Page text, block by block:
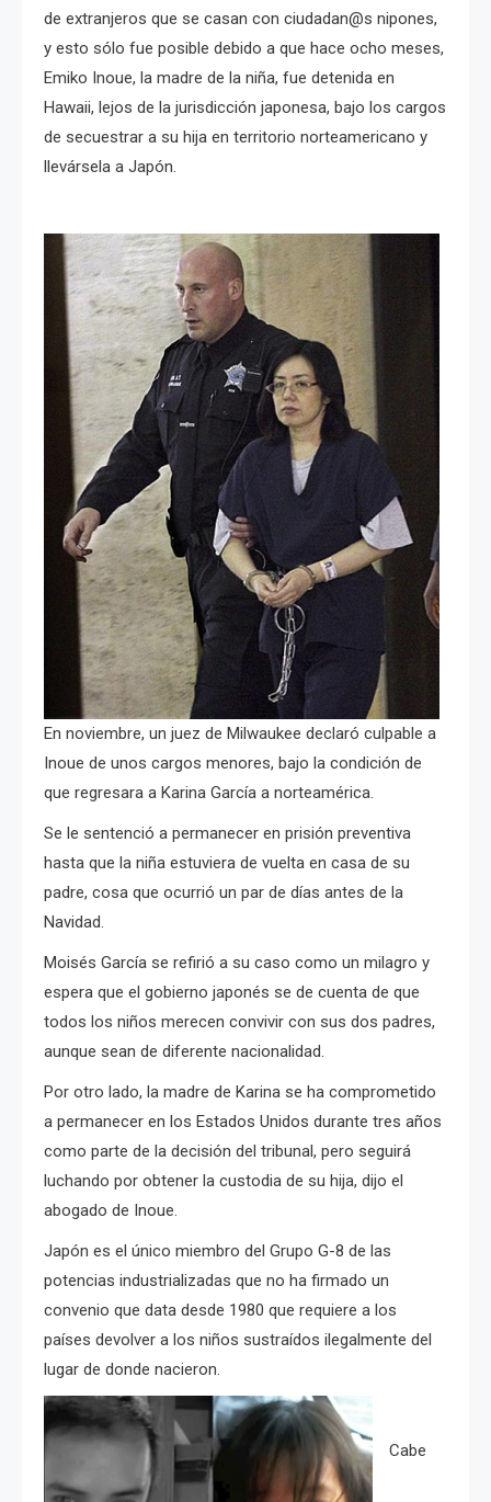
de extranjeros que se casan con ciudadan@s nipones,
y esto sólo fue posible debido a que hace ocho meses,
Emiko Inoue, la madre de la niña, fue detenida en
Hawaii, lejos de la jurisdicción japonesa, bajo los cargos
de secuestrar a su hija en territorio norteamericano y
llevársela a Japón.
En noviembre, un juez de Milwaukee declaró culpable a
Inoue de unos cargos menores, bajo la condición de
que regresara a Karina García a norteamérica.
Se le sentenció a permanecer en prisión preventiva
hasta que la niña estuviera de vuelta en casa de su
padre, cosa que ocurrió un par de días antes de la
Navidad.
Moisés García se refirió a su caso como un milagro y
espera que el gobierno japonés se de cuenta de que
todos los niños merecen convivir con sus dos padres,
aunque sean de diferente nacionalidad.
Por otro lado, la madre de Karina se ha comprometido
a permanecer en los Estados Unidos durante tres años
como parte de la decisión del tribunal, pero seguirá
luchando por obtener la custodia de su hija, dijo el
abogado de Inoue.
Japón es el único miembro del Grupo G-8 de las
potencias industrializadas que no ha firmado un
convenio que data desde 1980 que requiere a los
países devolver a los niños sustraídos ilegalmente del
lugar de donde nacieron.
Cabe